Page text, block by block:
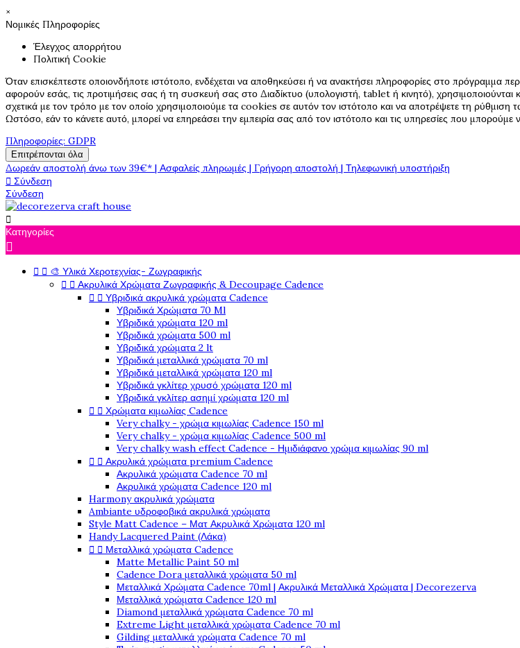
×
Νομικές Πληροφορίες
Έλεγχος απορρήτου
Πολιτική Cookie
Όταν επισκέπτεστε οποιονδήποτε ιστότοπο, ενδέχεται να αποθηκεύσει ή να ανακτήσει πληροφορίες στο πρόγραμμα
αφορούν εσάς, τις προτιμήσεις σας ή τη συσκευή σας στο Διαδίκτυο (υπολογιστή, tablet ή κινητό), χρησιμοποιούνται
σχετικά με τον τρόπο με τον οποίο χρησιμοποιούμε τα cookies σε αυτόν τον ιστότοπο και να αποτρέψετε τη
Ωστόσο, εάν το κάνετε αυτό, μπορεί να επηρεάσει την εμπειρία σας από τον ιστότοπο και τις υπηρεσίες που
Πληροφορίες: GDPR
Επιτρέπονται όλα
Δωρεάν αποστολή άνω των 39€* | Ασφαλείς πληρωμές | Γρήγορη αποστολή | Τηλεφωνική υποστήριξη
 Σύνδεση
Σύνδεση

Κατηγορίες

  🎨 Υλικά Χεροτεχνίας- Ζωγραφικής
  Ακρυλικά Χρώματα Ζωγραφικής & Decoupage Cadence
  Υβριδικά ακρυλικά χρώματα Cadence
Υβριδικά Χρώματα 70 Ml
Υβριδικά χρώματα 120 ml
Υβριδικά χρώματα 500 ml
Υβριδικά χρώματα 2 lt
Υβριδικά μεταλλικά χρώματα 70 ml
Υβριδικά μεταλλικά χρώματα 120 ml
Υβριδικά γκλίτερ χρυσό χρώματα 120 ml
Υβριδικά γκλίτερ ασημί χρώματα 120 ml
  Χρώματα κιμωλίας Cadence
Very chalky - χρώμα κιμωλίας Cadence 150 ml
Very chalky - χρώμα κιμωλίας Cadence 500 ml
Very chalky wash effect Cadence - Ημιδιάφανο χρώμα κιμωλίας 90 ml
  Ακρυλικά χρώματα premium Cadence
Ακρυλικά χρώματα Cadence 70 ml
Ακρυλικά χρώματα Cadence 120 ml
Harmony ακρυλικά χρώματα
Ambiante υδροφοβικά ακρυλικά χρώματα
Style Matt Cadence – Ματ Ακρυλικά Χρώματα 120 ml
Handy Lacquered Paint (Λάκα)
  Μεταλλικά χρώματα Cadence
Matte Metallic Paint 50 ml
Cadence Dora μεταλλικά χρώματα 50 ml
Μεταλλικά Χρώματα Cadence 70ml | Ακρυλικά Μεταλλικά Χρώματα | Decorezerva
Μεταλλικά χρώματα Cadence 120 ml
Diamond μεταλλικά χρώματα Cadence 70 ml
Extreme Light μεταλλικά χρώματα Cadence 70 ml
Gilding μεταλλικά χρώματα Cadence 70 ml